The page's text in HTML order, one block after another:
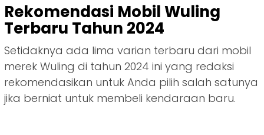
Rekomendasi Mobil Wuling
Terbaru Tahun 2024
Setidaknya ada lima varian terbaru dari mobil
merek Wuling di tahun 2024 ini yang redaksi
rekomendasikan untuk Anda pilih salah satunya
jika berniat untuk membeli kendaraan baru.